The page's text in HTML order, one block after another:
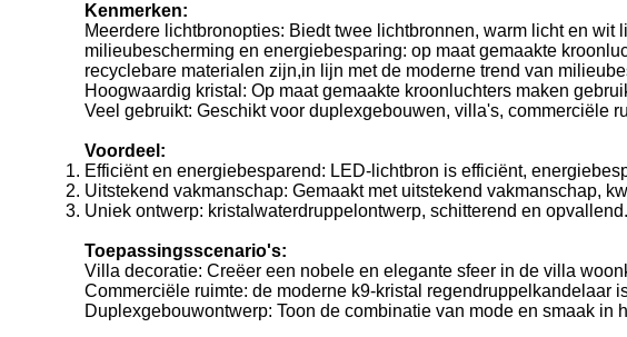
Kenmerken:
Meerdere lichtbronopties: Biedt twee lichtbronnen, warm licht en
milieubescherming en energiebesparing: op maat gemaakte
recyclebare materialen zijn,in lijn met de moderne trend van
Hoogwaardig kristal: Op maat gemaakte kroonluchters maken
Veel gebruikt: Geschikt voor duplexgebouwen, villa's, commerciële
Voordeel:
Efficiënt en energiebesparend: LED-lichtbron is efficiënt,
Uitstekend vakmanschap: Gemaakt met uitstekend vakmanschap,
Uniek ontwerp: kristalwaterdruppelontwerp, schitterend en opvallend.
Toepassingsscenario's:
Villa decoratie: Creëer een nobele en elegante sfeer in de villa
Commerciële ruimte: de moderne k9-kristal regendruppelkandelaar
Duplexgebouwontwerp: Toon de combinatie van mode en smaak